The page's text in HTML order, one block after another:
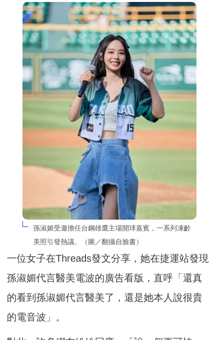
孫淑媚受邀擔任台鋼雄鷹主場開球嘉賓，一系列凍齡
美照引發熱議。（圖／翻攝自臉書）
一位女子在Threads發文分享，她在捷運站發現
孫淑媚代言醫美電波的廣告看版，直呼「還真
的看到孫淑媚代言醫美了，還是她本人說很貴
的電音波」。